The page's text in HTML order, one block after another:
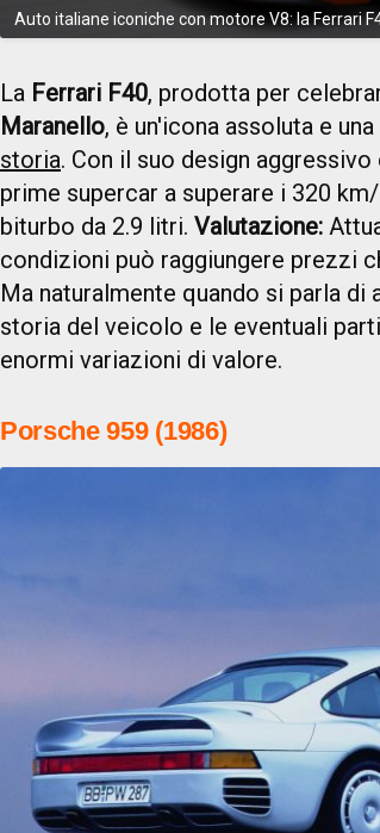
Auto italiane iconiche con motore V8: la Ferrari
La Ferrari F40, prodotta per
Maranello, è un'icona assoluta e
storia. Con il suo design
prime supercar a superare i 320
biturbo da 2.9 litri. Valutazione:
condizioni può raggiungere prezzi
Ma naturalmente quando si parla
storia del veicolo e le eventuali
enormi variazioni di valore.
Porsche 959 (1986)